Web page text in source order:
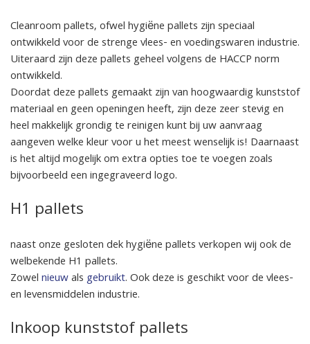
Cleanroom pallets, ofwel hygiëne pallets zijn speciaal
ontwikkeld voor de strenge vlees- en voedingswaren industrie.
Uiteraard zijn deze pallets geheel volgens de HACCP norm
ontwikkeld.
Doordat deze pallets gemaakt zijn van hoogwaardig kunststof
materiaal en geen openingen heeft, zijn deze zeer stevig en
heel makkelijk grondig te reinigen kunt bij uw aanvraag
aangeven welke kleur voor u het meest wenselijk is! Daarnaast
is het altijd mogelijk om extra opties toe te voegen zoals
bijvoorbeeld een ingegraveerd logo.
H1 pallets
naast onze gesloten dek hygiëne pallets verkopen wij ook de
welbekende H1 pallets.
Zowelnieuwalsgebruikt. Ook deze is geschikt voor de vlees-
en levensmiddelen industrie.
Inkoop kunststof pallets